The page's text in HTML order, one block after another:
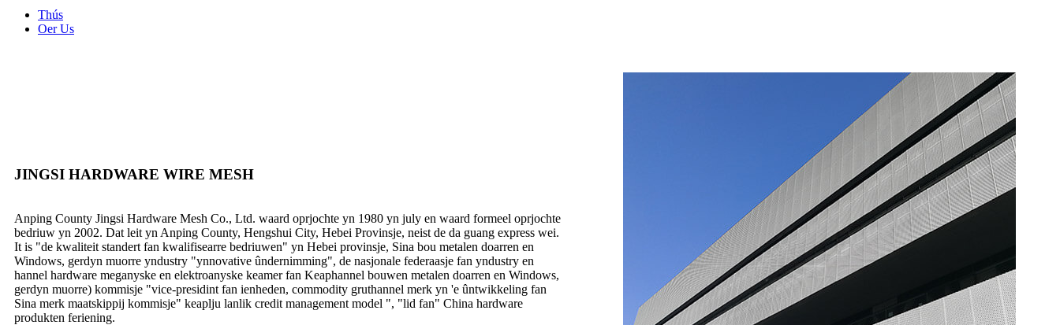
Thús
Oer Us
JINGSI HARDWARE WIRE MESH
Anping County Jingsi Hardware Mesh Co., Ltd. waard oprjochte yn 1980 yn july en waard formeel oprjochte
bedriuw yn 2002. Dat leit yn Anping County, Hengshui City, Hebei Provinsje, neist de da guang express wei.
It is "de kwaliteit standert fan kwalifisearre bedriuwen" yn Hebei provinsje, Sina bou metalen doarren en
Windows, gerdyn muorre yndustry "ynnovative ûndernimming", de nasjonale federaasje fan yndustry en
hannel hardware meganyske en elektroanyske keamer fan Keaphannel bouwen metalen doarren en Windows,
gerdyn muorre) kommisje "vice-presidint fan ienheden, commodity gruthannel merk yn 'e ûntwikkeling fan
Sina merk maatskippij kommisje" keaplju lanlik credit management model ", "lid fan" China hardware
produkten feriening.